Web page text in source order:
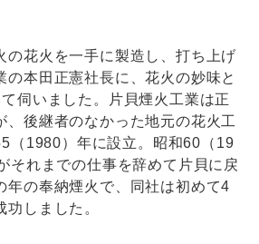
花火を一手に製造し、打ち上げ
の本田正憲社長に、花火の妙味と
伺いました。片貝煙火工業は正
、後継者のなかった地元の花火工
（1980）年に設立。昭和60（19
それまでの仕事を辞めて片貝に戻
年の奉納煙火で、同社は初めて4
功しました。